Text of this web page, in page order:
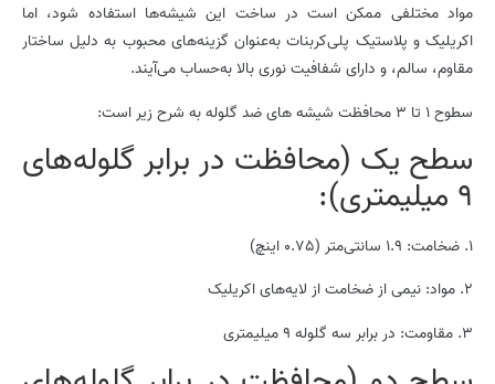
مواد مختلفی ممکن است در ساخت این شیشه‌ها استفاده شود، اما
اکریلیک و پلاستیک پلی‌کربنات به‌عنوان گزینه‌های محبوب به دلیل ساختار
مقاوم، سالم، و دارای شفافیت نوری بالا به‌حساب می‌آیند.
سطوح 1 تا 3 محافظت شیشه های ضد گلوله به شرح زیر است:
سطح یک (محافظت در برابر گلوله‌های
9 میلیمتری):
1. ضخامت: 1.9 سانتی‌متر (0.75 اینچ)
2. مواد: نیمی از ضخامت از لایه‌های اکریلیک
3. مقاومت: در برابر سه گلوله 9 میلیمتری